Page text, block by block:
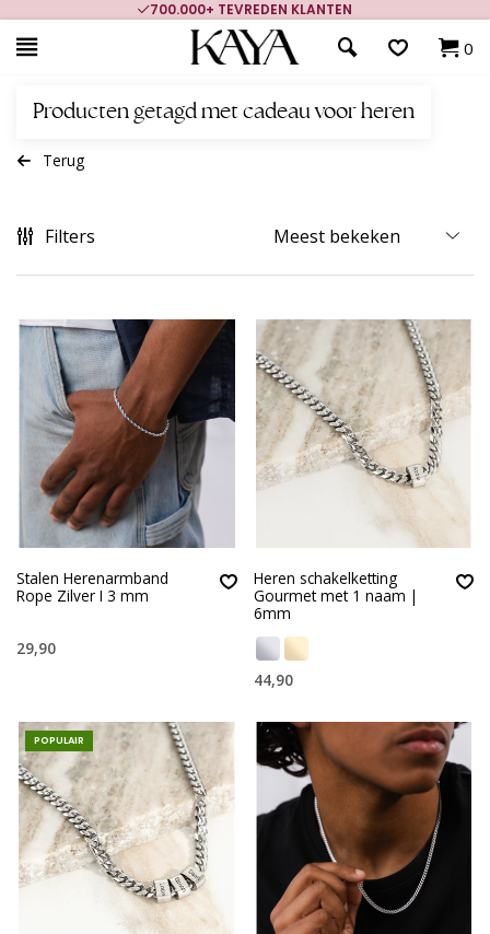
700.000+ TEVREDEN KLANTEN
0
Producten getagd met cadeau voor heren
Terug
Filters
Stalen Herenarmband
Rope Zilver I 3 mm
29,90
Heren schakelketting
Gourmet met 1 naam |
6mm
44,90
POPULAIR